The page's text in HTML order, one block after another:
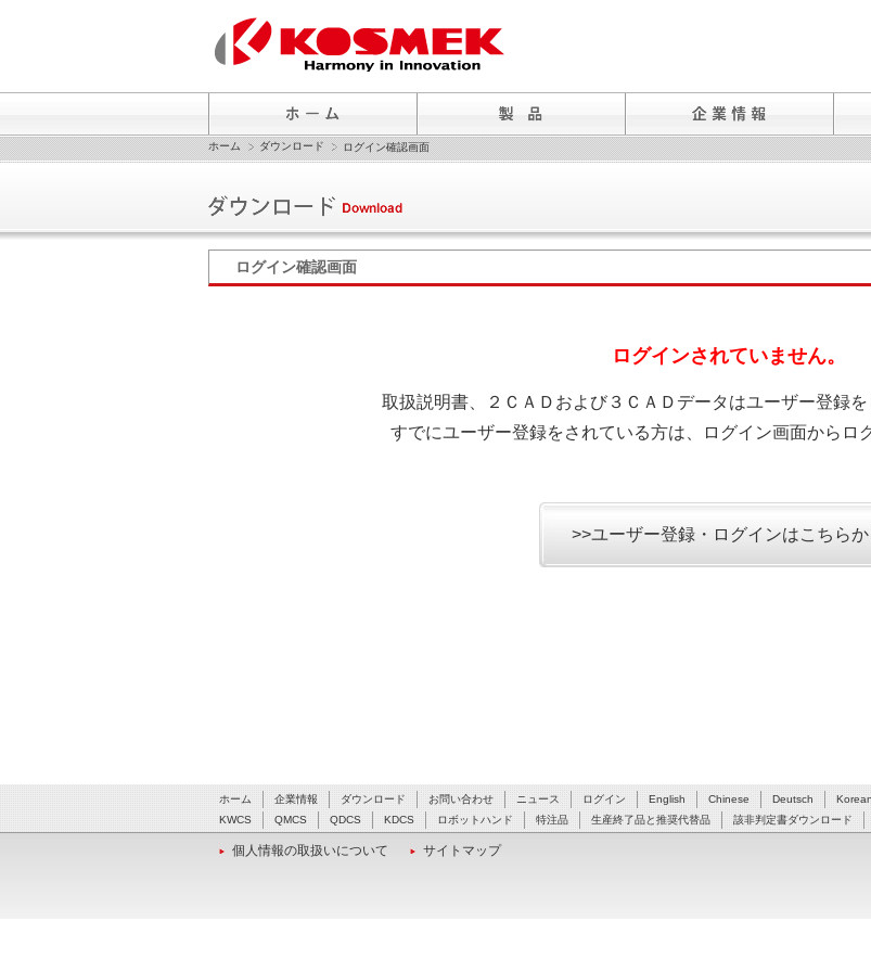
ホーム ダウンロード ログイン確認画面
ログイン確認画面
ログインされていません。
取扱説明書、２ＣＡＤおよび３ＣＡＤデータはユーザー登録を
すでにユーザー登録をされている方は、ログイン画面からロ
>>ユーザー登録・ログインはこちらか
ホーム 企業情報 ダウンロード お問い合わせ ニュース ログイン English Chinese Deutsch Korean
KWCS
QMCS QDCS KDCS ロボットハンド 特注品 生産終了品と推奨代替品 該非判定書ダウンロード
個人情報の取扱いについて サイトマップ